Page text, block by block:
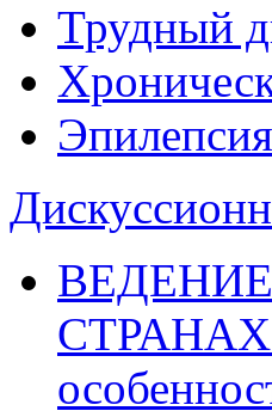
Трудный
Эпилепсия
СТРАНАХ: